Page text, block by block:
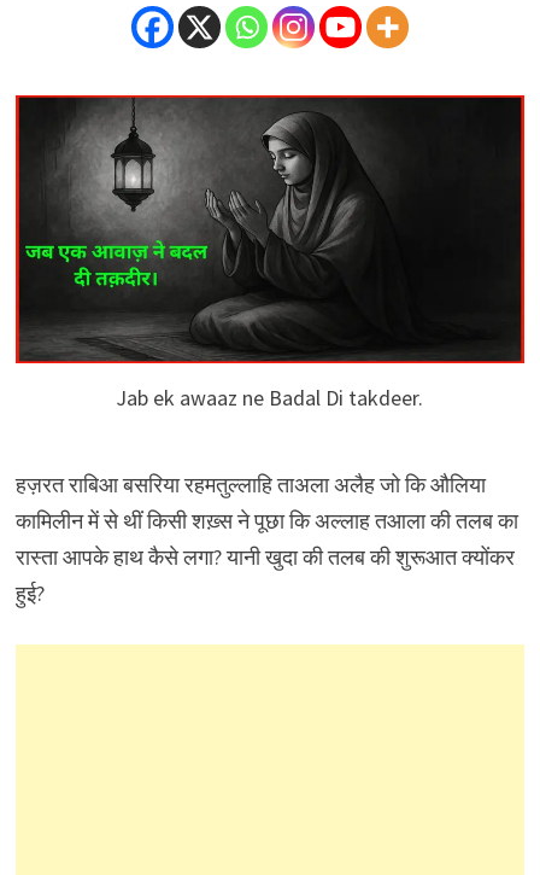
Jab ek awaaz ne Badal Di takdeer.
हज़रत राबिआ बसरिया रहमतुल्लाहि ताअला अलैह जो कि औलिया
कामिलीन में से थीं किसी शख़्स ने पूछा कि अल्लाह तआला की तलब का
रास्ता आपके हाथ कैसे लगा? यानी खुदा की तलब की शुरूआत क्योंकर
हुई?